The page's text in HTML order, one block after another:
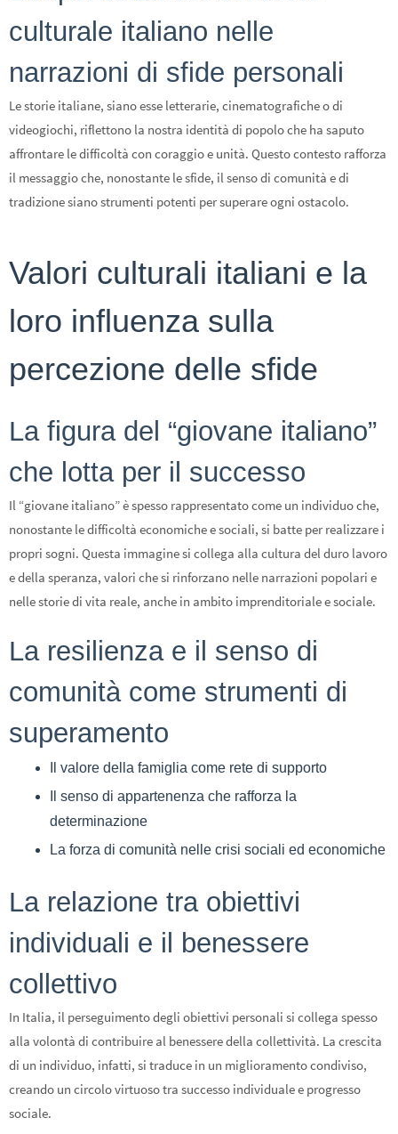
culturale italiano nelle
narrazioni di sfide personali
Le storie italiane, siano esse letterarie, cinematografiche o di
videogiochi, riflettono la nostra identità di popolo che ha saputo
affrontare le difficoltà con coraggio e unità. Questo contesto rafforza
il messaggio che, nonostante le sfide, il senso di comunità e di
tradizione siano strumenti potenti per superare ogni ostacolo.
Valori culturali italiani e la
loro influenza sulla
percezione delle sfide
La figura del “giovane italiano”
che lotta per il successo
Il “giovane italiano” è spesso rappresentato come un individuo che,
nonostante le difficoltà economiche e sociali, si batte per realizzare i
propri sogni. Questa immagine si collega alla cultura del duro lavoro
e della speranza, valori che si rinforzano nelle narrazioni popolari e
nelle storie di vita reale, anche in ambito imprenditoriale e sociale.
La resilienza e il senso di
comunità come strumenti di
superamento
Il valore della famiglia come rete di supporto
Il senso di appartenenza che rafforza la
determinazione
La forza di comunità nelle crisi sociali ed economiche
La relazione tra obiettivi
individuali e il benessere
collettivo
In Italia, il perseguimento degli obiettivi personali si collega spesso
alla volontà di contribuire al benessere della collettività. La crescita
di un individuo, infatti, si traduce in un miglioramento condiviso,
creando un circolo virtuoso tra successo individuale e progresso
sociale.